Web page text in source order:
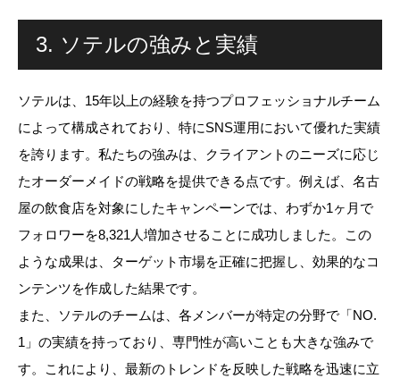
3. ソテルの強みと実績
ソテルは、15年以上の経験を持つプロフェッショナルチーム
によって構成されており、特にSNS運用において優れた実績
を誇ります。私たちの強みは、クライアントのニーズに応じ
たオーダーメイドの戦略を提供できる点です。例えば、名古
屋の飲食店を対象にしたキャンペーンでは、わずか1ヶ月で
フォロワーを8,321人増加させることに成功しました。この
ような成果は、ターゲット市場を正確に把握し、効果的なコ
ンテンツを作成した結果です。
また、ソテルのチームは、各メンバーが特定の分野で「NO.
1」の実績を持っており、専門性が高いことも大きな強みで
す。これにより、最新のトレンドを反映した戦略を迅速に立